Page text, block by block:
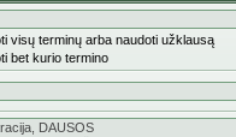
visų terminų arba naudoti užklausą
bet kurio termino